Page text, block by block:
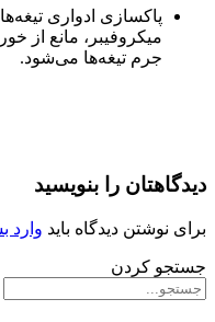
پاکسازی ادواری
میکروفیبر، مانع از
جرم تیغه‌ها می‌شود.
دیدگاهتان را بنویسید
برای نوشتن دیدگاه باید وارد
جستجو کردن